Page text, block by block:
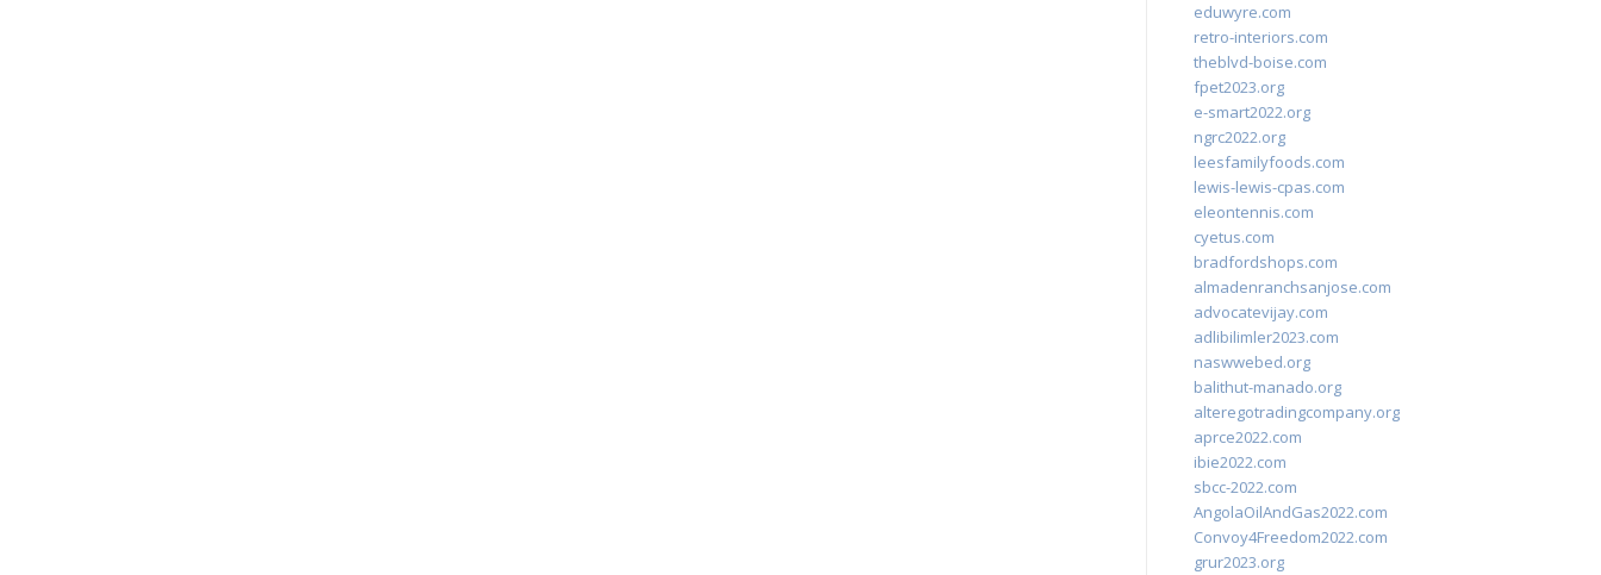
eduwyre.com
retro-interiors.com
theblvd-boise.com
fpet2023.org
e-smart2022.org
ngrc2022.org
leesfamilyfoods.com
lewis-lewis-cpas.com
eleontennis.com
cyetus.com
bradfordshops.com
almadenranchsanjose.com
advocatevijay.com
adlibilimler2023.com
naswwebed.org
balithut-manado.org
alteregotradingcompany.org
aprce2022.com
ibie2022.com
sbcc-2022.com
AngolaOilAndGas2022.com
Convoy4Freedom2022.com
grur2023.org